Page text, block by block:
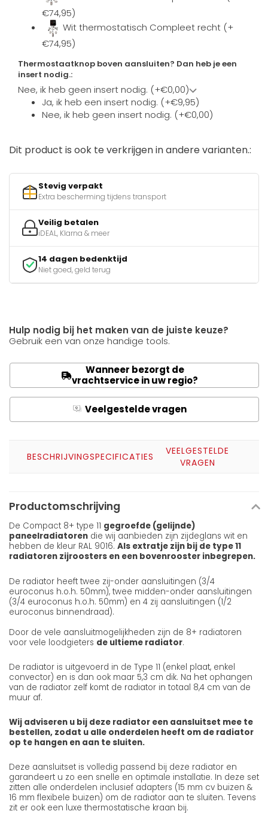
€74,95)
Wit thermostatisch Compleet recht (+
€74,95)
Thermostaatknop boven aansluiten? Dan heb je een
insert nodig.:
Nee, ik heb geen insert nodig. (+€0,00)
Ja, ik heb een insert nodig. (+€9,95)
Nee, ik heb geen insert nodig. (+€0,00)
Dit product is ook te verkrijgen in andere varianten.:
Stevig verpakt
Extra bescherming tijdens transport
Veilig betalen
iDEAL, Klarna & meer
14 dagen bedenktijd
Niet goed, geld terug
Hulp nodig bij het maken van de juiste keuze?
Gebruik een van onze handige tools.
Wanneer bezorgt de
vrachtservice in uw regio?
Q Veelgestelde vragen
BESCHRIJVINGSPECIFICATIES
VEELGESTELDE
VRAGEN
Productomschrijving
De Compact 8+ type 11 gegroefde (gelijnde)
paneelradiatoren die wij aanbieden zijn zijdeglans wit en
hebben de kleur RAL 9016. Als extratje zijn bij de type 11
radiatoren zijroosters en een bovenrooster inbegrepen.
De radiator heeft twee zij-onder aansluitingen (3/4
euroconus h.o.h. 50mm), twee midden-onder aansluitingen
(3/4 euroconus h.o.h. 50mm) en 4 zij aansluitingen (1/2
euroconus binnendraad).
Door de vele aansluitmogelijkheden zijn de 8+ radiatoren
voor vele loodgieters de ultieme radiator.
De radiator is uitgevoerd in de Type 11 (enkel plaat, enkel
convector) en is dan ook maar 5,3 cm dik. Na het ophangen
van de radiator zelf komt de radiator in totaal 8,4 cm van de
muur af.
Wij adviseren u bij deze radiator een aansluitset mee te
bestellen, zodat u alle onderdelen heeft om de radiator
op te hangen en aan te sluiten.
Deze aansluitset is volledig passend bij deze radiator en
garandeert u zo een snelle en optimale installatie. In deze set
zitten alle onderdelen inclusief adapters (15 mm cv buizen &
16 mm flexibele buizen) om de radiator aan te sluiten. Tevens
zit er ook een luxe thermostatische kraan bij.